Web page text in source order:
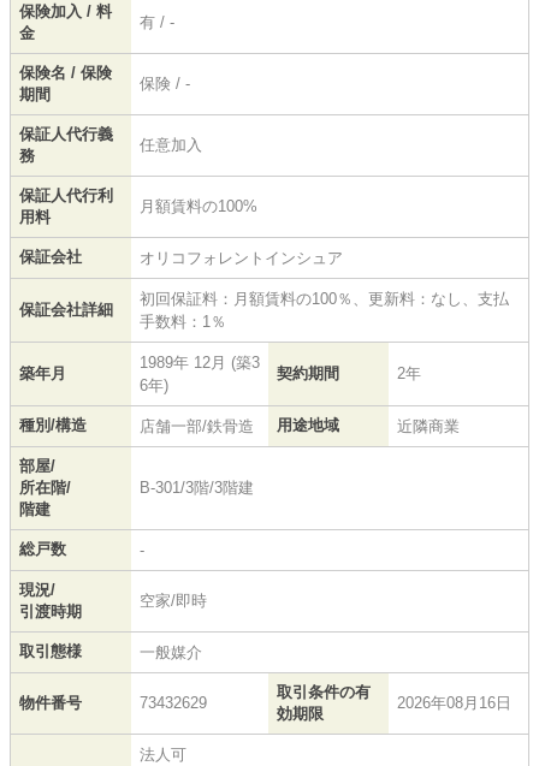
保険加入 / 料
金
有 / -
保険名 / 保険
期間
保険 / -
保証人代行義
務
任意加入
保証人代行利
用料
月額賃料の100%
保証会社 オリコフォレントインシュア
保証会社詳細
初回保証料：月額賃料の100％、更新料：なし、支払
手数料：1％
築年月
1989年 12月 (築3
6年)
契約期間 2年
種別/構造 店舗一部/鉄骨造 用途地域 近隣商業
部屋/
所在階/
階建
B-301/3階/3階建
総戸数 -
現況/
引渡時期
空家/即時
取引態様 一般媒介
物件番号 73432629
取引条件の有
効期限
2026年08月16日
法人可